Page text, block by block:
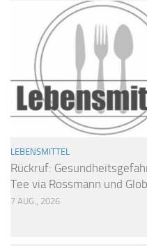
LEBENSMITTEL
Rückruf:
Tee via Rossmann und
7 AUG., 2026